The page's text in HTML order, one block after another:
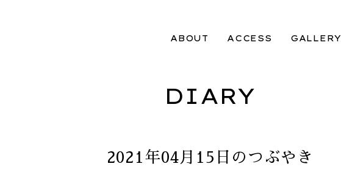
ABOUT ACCESS GALLERY
DIARY
2021年04月15日のつぶやき